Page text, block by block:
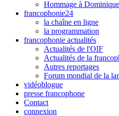
Hommage à
francophonie24
la chaîne en ligne
la programmation
francophonie actualités
Actualités de l'OIF
Actualités de la
Autres reportages
Forum mondial de la
vidéoblogue
presse francophone
Contact
connexion